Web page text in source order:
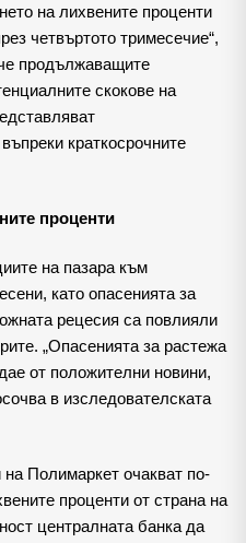
на лихвените проценти
четвъртото тримесечие“,
продължаващите
скокове на
краткосрочните
проценти
на пазара към
като опасенията за
рецесия са повлияли
„Опасенията за растежа
от положителни новини,
в изследователската
на Полимаркет очакват по-
проценти от страна на
централната банка да